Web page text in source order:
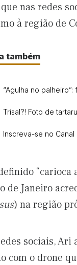
nas redes
à região de
também
“Agulha no
Trisal?! Foto de
Inscreva-se no Canal
“carioca
de Janeiro
) na região
sociais, Ari
com o drone